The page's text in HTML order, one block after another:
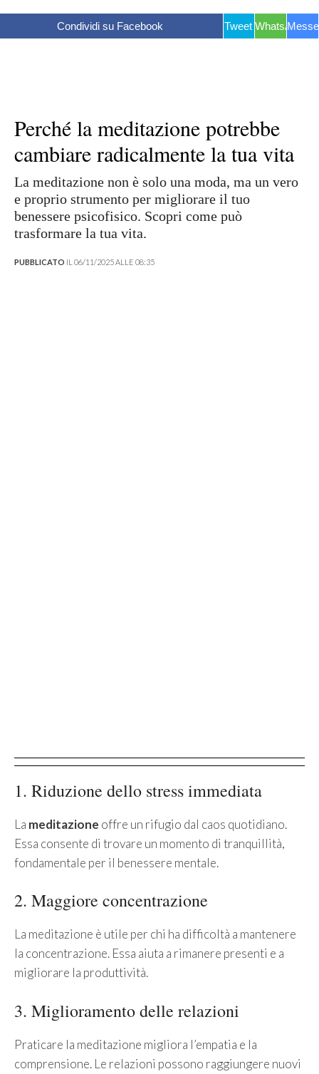
Condividi su Facebook Tweet WhatsApp
Perché la meditazione potrebbe
cambiare radicalmente la tua vita
La meditazione non è solo una moda, ma un vero
e proprio strumento per migliorare il tuo
benessere psicofisico. Scopri come può
trasformare la tua vita.
PUBBLICATO IL 06/11/2025 ALLE 08:35
1. Riduzione dello stress immediata
La meditazione offre un rifugio dal caos quotidiano.
Essa consente di trovare un momento di tranquillità,
fondamentale per il benessere mentale.
2. Maggiore concentrazione
La meditazione è utile per chi ha difficoltà a mantenere
la concentrazione. Essa aiuta a rimanere presenti e a
migliorare la produttività.
3. Miglioramento delle relazioni
Praticare la meditazione migliora l’empatia e la
comprensione. Le relazioni possono raggiungere nuovi